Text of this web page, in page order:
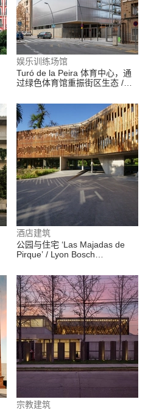
娱乐训练场馆
Turó de la Peira 体育中心，通
过绿色体育馆重振街区生态 /
Fernandez
酒店建筑
公园与住宅 ‘Las Majadas de
Pirque’ / Lyon Bosch
宗教建筑